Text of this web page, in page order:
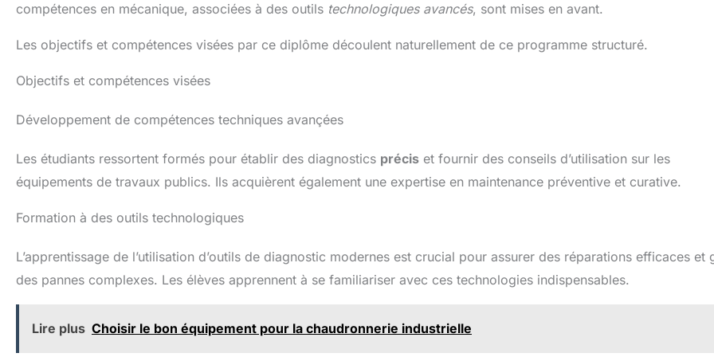
compétences en mécanique, associées à des outils technologiques avancés, sont mises en avant.
Les objectifs et compétences visées par ce diplôme découlent naturellement de ce programme structuré.
Objectifs et compétences visées
Développement de compétences techniques avançées
Les étudiants ressortent formés pour établir des diagnostics précis et fournir des conseils d’utilisation sur les
équipements de travaux publics. Ils acquièrent également une expertise en maintenance préventive et curative.
Formation à des outils technologiques
L’apprentissage de l’utilisation d’outils de diagnostic modernes est crucial pour assurer des réparations efficaces et
des pannes complexes. Les élèves apprennent à se familiariser avec ces technologies indispensables.
Lire plus Choisir le bon équipement pour la chaudronnerie industrielle